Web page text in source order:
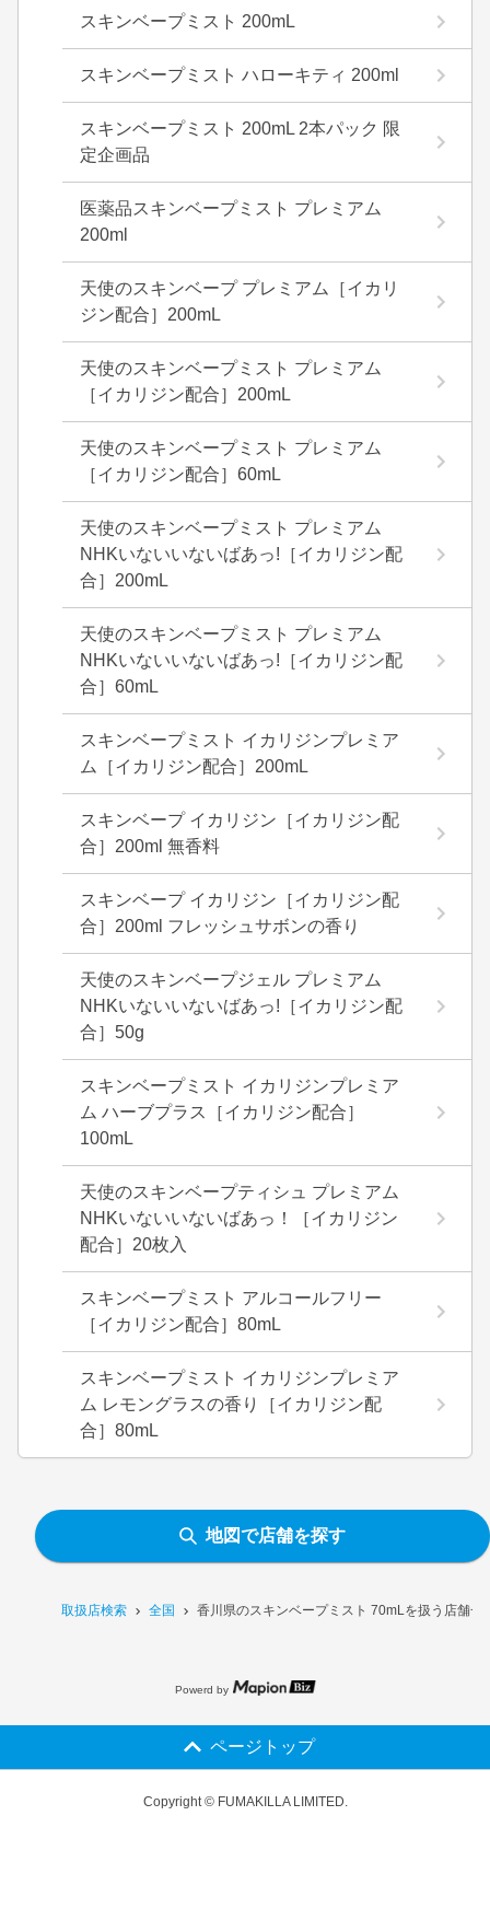
取扱店検索 全国 香川県のスキンベープミスト 70mLを扱う店舗一
スキンベープミスト 200mL
スキンベープミスト ハローキティ 200ml
スキンベープミスト 200mL 2本パック 限
定企画品
医薬品スキンベープミスト プレミアム
200ml
天使のスキンベープ プレミアム［イカリ
ジン配合］200mL
天使のスキンベープミスト プレミアム
［イカリジン配合］200mL
天使のスキンベープミスト プレミアム
［イカリジン配合］60mL
天使のスキンベープミスト プレミアム
NHKいないいないばあっ!［イカリジン配
合］200mL
天使のスキンベープミスト プレミアム
NHKいないいないばあっ!［イカリジン配
合］60mL
スキンベープミスト イカリジンプレミア
ム［イカリジン配合］200mL
スキンベープ イカリジン［イカリジン配
合］200ml 無香料
スキンベープ イカリジン［イカリジン配
合］200ml フレッシュサボンの香り
天使のスキンベープジェル プレミアム
NHKいないいないばあっ!［イカリジン配
合］50g
スキンベープミスト イカリジンプレミア
ム ハーブプラス［イカリジン配合］
100mL
天使のスキンベープティシュ プレミアム
NHKいないいないばあっ！［イカリジン
配合］20枚入
スキンベープミスト アルコールフリー
［イカリジン配合］80mL
スキンベープミスト イカリジンプレミア
ム レモングラスの香り［イカリジン配
合］80mL
地図で店舗を探す
Powerd by
ページトップ
Copyright © FUMAKILLA LIMITED.